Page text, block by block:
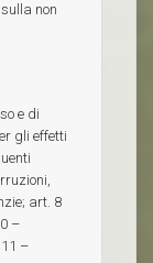
non
e di
gli effetti
art. 8
–
–